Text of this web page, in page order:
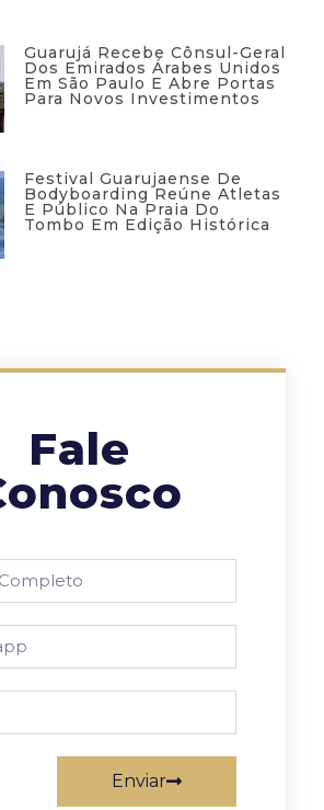
Guarujá Recebe Cônsul-Geral
Dos Emirados Árabes Unidos
Em São Paulo E Abre Portas
Para Novos Investimentos
Festival Guarujaense De
Bodyboarding Reúne Atletas
E Público Na Praia Do
Tombo Em Edição Histórica
Fale
Enviar